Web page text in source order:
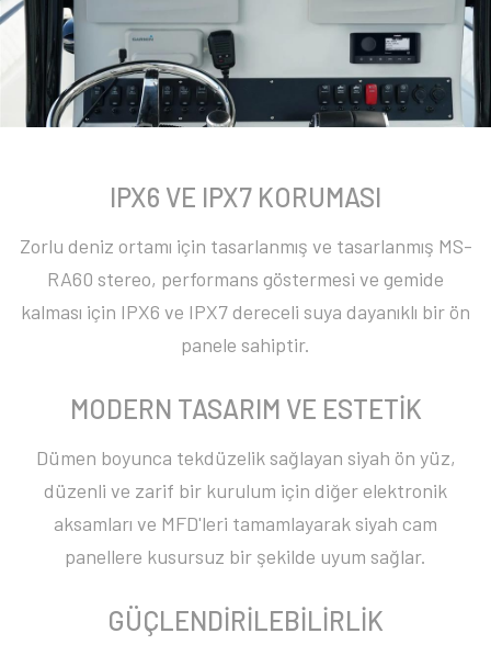
IPX6 VE IPX7 KORUMASI
Zorlu deniz ortamı için tasarlanmış ve tasarlanmış MS-
RA60 stereo, performans göstermesi ve gemide
kalması için IPX6 ve IPX7 dereceli suya dayanıklı bir ön
panele sahiptir.
MODERN TASARIM VE ESTETİK
Dümen boyunca tekdüzelik sağlayan siyah ön yüz,
düzenli ve zarif bir kurulum için diğer elektronik
aksamları ve MFD'leri tamamlayarak siyah cam
panellere kusursuz bir şekilde uyum sağlar.
GÜÇLENDİRİLEBİLİRLİK